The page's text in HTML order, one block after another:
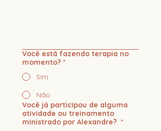
Você está fazendo terapia no
momento? *
Sim
Não
Você já participou de alguma
atividade ou treinamento
ministrado por Alexandre? *